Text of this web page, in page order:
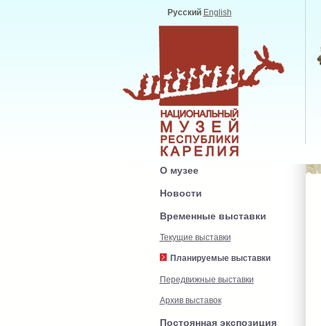
Русский English
О музее
Новости
Временные выставки
Текущие выставки
Планируемые выставки
Передвижные выставки
Архив выставок
Постоянная экспозиция